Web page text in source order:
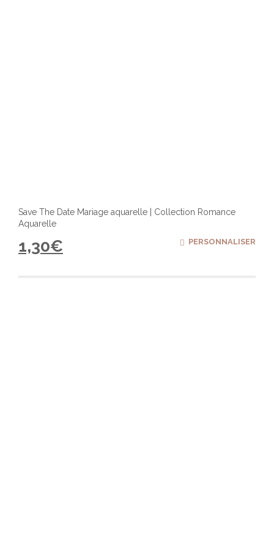
Save The Date Mariage aquarelle | Collection Romance
Aquarelle
1,30€ PERSONNALISER